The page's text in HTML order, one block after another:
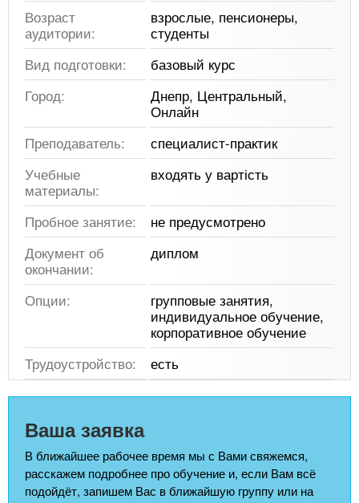
Возраст
аудитории:
взрослые, пенсионеры,
студенты
Вид подготовки:
базовый курс
Город:
Днепр, Центральный,
Онлайн
Преподаватель:
специалист-практик
Учебные
материалы:
входять у вартість
Пробное занятие:
не предусмотрено
Документ об
окончании:
диплом
Опции:
групповые занятия,
индивидуальное обучение,
корпоративное обучение
Трудоустройство:
есть
Ваша заявка
В ближайшее рабочее время мы с Вами свяжемся,
расскажем подробнее про обучение и, если Вам всё
подойдёт, запишем Вас в ближайшую группу или на